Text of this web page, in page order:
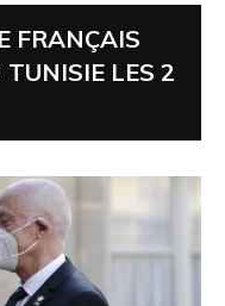
FRANÇAIS
TUNISIE LES 2